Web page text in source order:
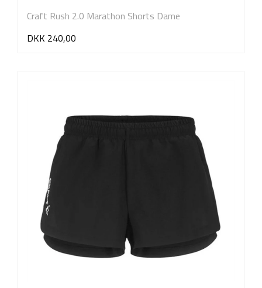
Craft Rush 2.0 Marathon Shorts Dame
DKK 240,00